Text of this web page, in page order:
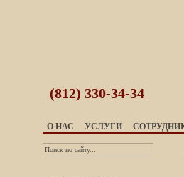
(812) 330-34-34
О НАС УСЛУГИ